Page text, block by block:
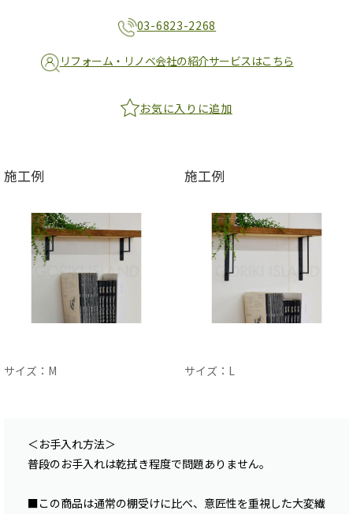
03-6823-2268
リフォーム・リノベ会社の紹介サービスはこちら
お気に入りに追加
施工例
サイズ：M
施工例
サイズ：L
＜お手入れ方法＞
普段のお手入れは乾拭き程度で問題ありません。
■この商品は通常の棚受けに比べ、意匠性を重視した大変繊